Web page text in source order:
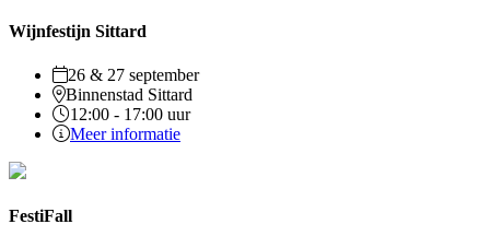
Wijnfestijn Sittard
26 & 27 september
Binnenstad Sittard
12:00 - 17:00 uur
Meer informatie
FestiFall